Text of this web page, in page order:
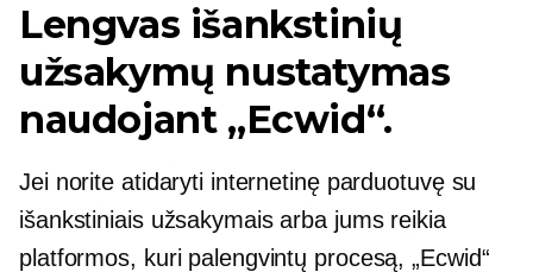
Lengvas išankstinių
užsakymų nustatymas
naudojant „Ecwid“.
Jei norite atidaryti internetinę parduotuvę su
išankstiniais užsakymais arba jums reikia
platformos, kuri palengvintų procesą, „Ecwid“